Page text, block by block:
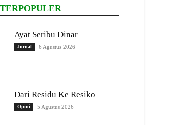
Ayat Seribu Dinar
Jurnal 6 Agustus 2026
Dari Residu Ke Resiko
Opini 5 Agustus 2026